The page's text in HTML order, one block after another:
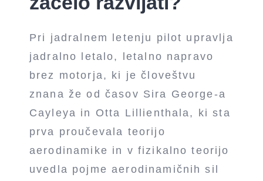
Pri jadralnem letenju pilot upravlja
jadralno letalo, letalno napravo
brez motorja, ki je človeštvu
znana že od časov Sira George-a
Cayleya in Otta Lillienthala, ki sta
prva proučevala teorijo
aerodinamike in v fizikalno teorijo
uvedla pojme aerodinamičnih sil